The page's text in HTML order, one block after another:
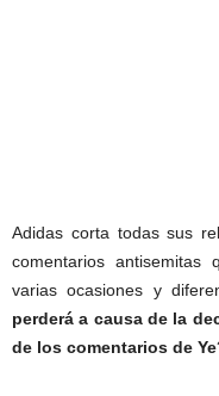
Adidas corta todas sus
comentarios
varias ocasiones y
perderá a causa de la
de los comentarios de Ye